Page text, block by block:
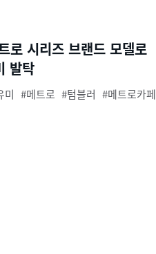
로 시리즈 브랜드 모델로
발탁
미 메트로 텀블러
메트로카페